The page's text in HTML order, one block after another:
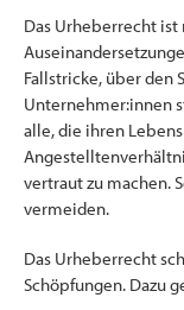
Das Urheberrecht
Fallstricke, über den
Unternehmer:innen
alle, die ihren
vertraut zu machen.
vermeiden.
Das Urheberrecht
Schöpfungen. Dazu